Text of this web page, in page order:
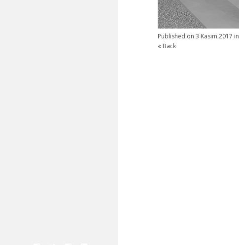
Published on 3 Kasım 2017 in
« Back